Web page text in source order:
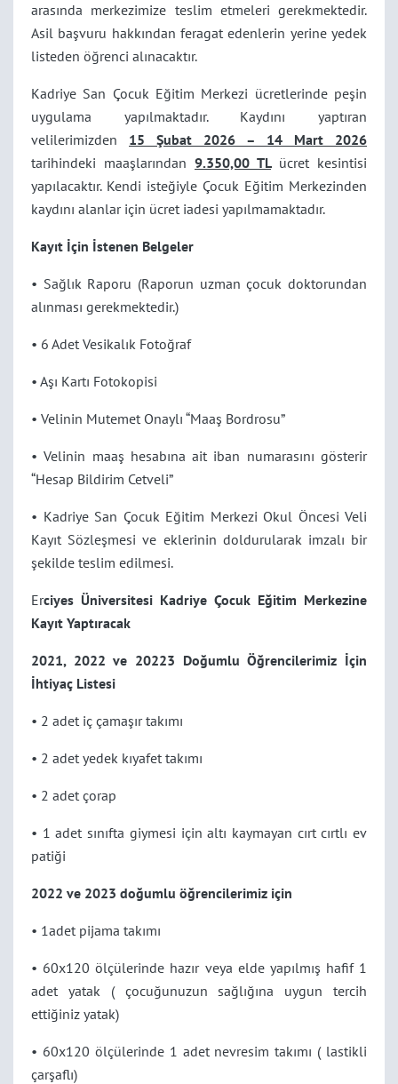
arasında merkezimize teslim etmeleri gerekmektedir.
Asil başvuru hakkından feragat edenlerin yerine yedek
listeden öğrenci alınacaktır.
Kadriye San Çocuk Eğitim Merkezi ücretlerinde peşin
uygulama yapılmaktadır. Kaydını yaptıran
velilerimizden 15 Şubat 2026 – 14 Mart 2026
tarihindeki maaşlarından 9.350,00 TL ücret kesintisi
yapılacaktır. Kendi isteğiyle Çocuk Eğitim Merkezinden
kaydını alanlar için ücret iadesi yapılmamaktadır.
Kayıt İçin İstenen Belgeler
• Sağlık Raporu (Raporun uzman çocuk doktorundan
alınması gerekmektedir.)
• 6 Adet Vesikalık Fotoğraf
• Aşı Kartı Fotokopisi
• Velinin Mutemet Onaylı “Maaş Bordrosu”
• Velinin maaş hesabına ait iban numarasını gösterir
“Hesap Bildirim Cetveli”
• Kadriye San Çocuk Eğitim Merkezi Okul Öncesi Veli
Kayıt Sözleşmesi ve eklerinin doldurularak imzalı bir
şekilde teslim edilmesi.
Erciyes Üniversitesi Kadriye Çocuk Eğitim Merkezine
Kayıt Yaptıracak
2021, 2022 ve 20223 Doğumlu Öğrencilerimiz İçin
İhtiyaç Listesi
• 2 adet iç çamaşır takımı
• 2 adet yedek kıyafet takımı
• 2 adet çorap
• 1 adet sınıfta giymesi için altı kaymayan cırt cırtlı ev
patiği
2022 ve 2023 doğumlu öğrencilerimiz için
• 1adet pijama takımı
• 60x120 ölçülerinde hazır veya elde yapılmış hafif 1
adet yatak ( çocuğunuzun sağlığına uygun tercih
ettiğiniz yatak)
• 60x120 ölçülerinde 1 adet nevresim takımı ( lastikli
çarşaflı)